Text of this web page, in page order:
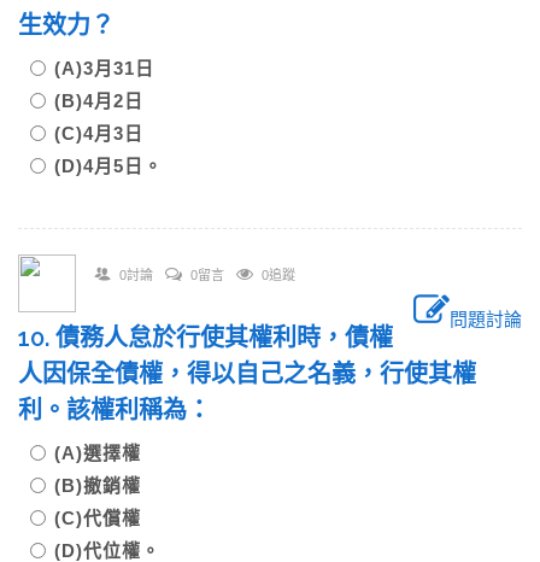
生效力？
(A)3月31日
(B)4月2日
(C)4月3日
(D)4月5日。
0討論 0留言 0追蹤
問題討論
10. 債務人怠於行使其權利時，債權
人因保全債權，得以自己之名義，行使其權
利。該權利稱為：
(A)選擇權
(B)撤銷權
(C)代償權
(D)代位權。